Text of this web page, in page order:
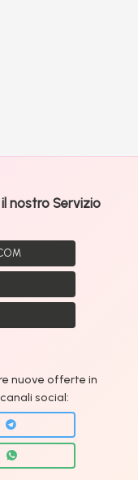
nostro Servizio
nuove offerte in
social: